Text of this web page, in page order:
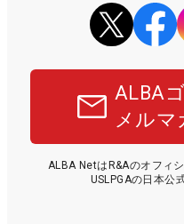
ALBA
メルマ
ALBA NetはR&Aのオフィ
USLPGAの日本公